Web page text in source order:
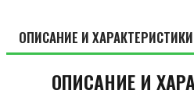
ОПИСАНИЕ И ХАРАКТЕРИСТИКИ
ОПИСАНИЕ И